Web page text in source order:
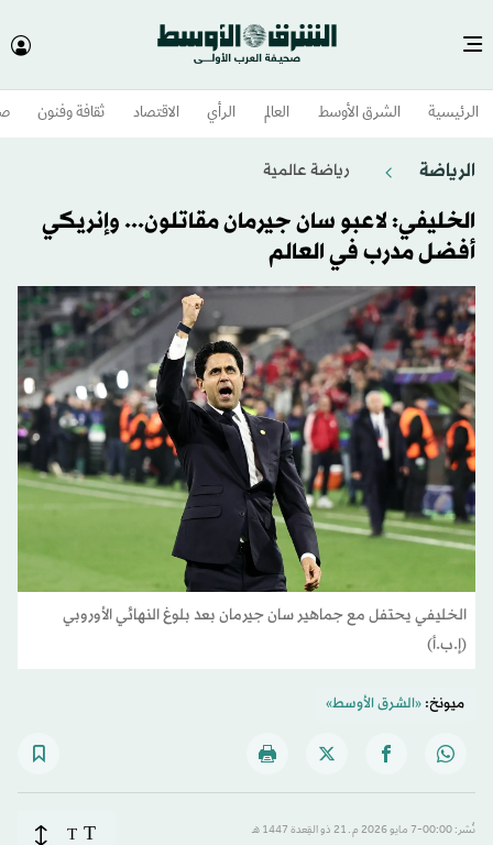
الرئيسية الشرق الأوسط​ العالم الرأي الاقتصاد ثقافة وفنون
الرياضة رياضة عالمية
الخليفي: لاعبو سان جيرمان مقاتلون... وإنريكي
أفضل مدرب في العالم
الخليفي يحتفل مع جماهير سان جيرمان بعد بلوغ النهائي الأوروبي
(إ.ب.أ)
ميونخ:«الشرق الأوسط»
نُشر: 00:00-7 مايو 2026 م ـ 21 ذو القِعدة 1447 هـ T
T